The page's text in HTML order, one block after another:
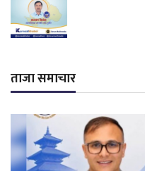
ताजा समाचार